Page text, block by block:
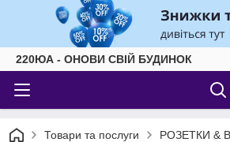
220ЮА - ОНОВИ СВІЙ БУДИНОК
Товари та послуги РОЗЕТКИ &